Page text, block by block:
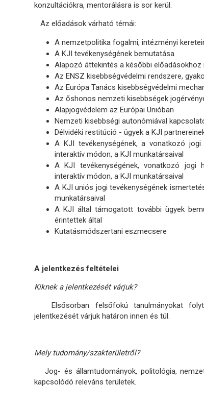
konzultációkra, mentorálásra is sor kerül.
Az előadások várható témái:
A nemzetpolitika fogalmi, intézményi
A KJI tevékenységének bemutatása
Alapozó áttekintés a későbbi
Az ENSZ kisebbségvédelmi rendszere,
Az Európa Tanács kisebbségvédelmi
Az őshonos nemzeti kisebbségek
Alapjogvédelem az Európai Unióban
Nemzeti kisebbségi autonómiával
Délvidéki restitúció - ügyek a KJI
A KJI tevékenységének, a vonatkozó
interaktív módon, a KJI munkatársaival
A KJI tevékenységének, vonatkozó jogi
interaktív módon, a KJI munkatársaival
A KJI uniós jogi tevékenységének
munkatársaival
A KJI által támogatott további ügyek
érintettek által
Kutatásmódszertani eszmecsere
A jelentkezés feltételei
Kiknek a jelentkezését várjuk?
Elsősorban felsőfokú tanulmányokat
jelentkezését várjuk határon innen és túl.
Mely tudomány/szakterületről?
Jog- és államtudományok, politológia,
kapcsolódó releváns területek.